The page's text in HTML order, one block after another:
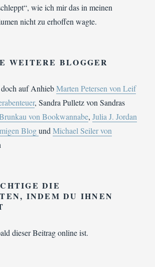
wie ich mir das in meinen
nicht zu erhoffen wagte.
WEITERE BLOGGER
auf AnhiebMarten Petersen von Leif
, Sandra Pulletz von Sandras
von Bookwannabe,Julia J. Jordan
BlogundMichael Seiler von
DIE
INDEM DU IHNEN
dieser Beitrag online ist.